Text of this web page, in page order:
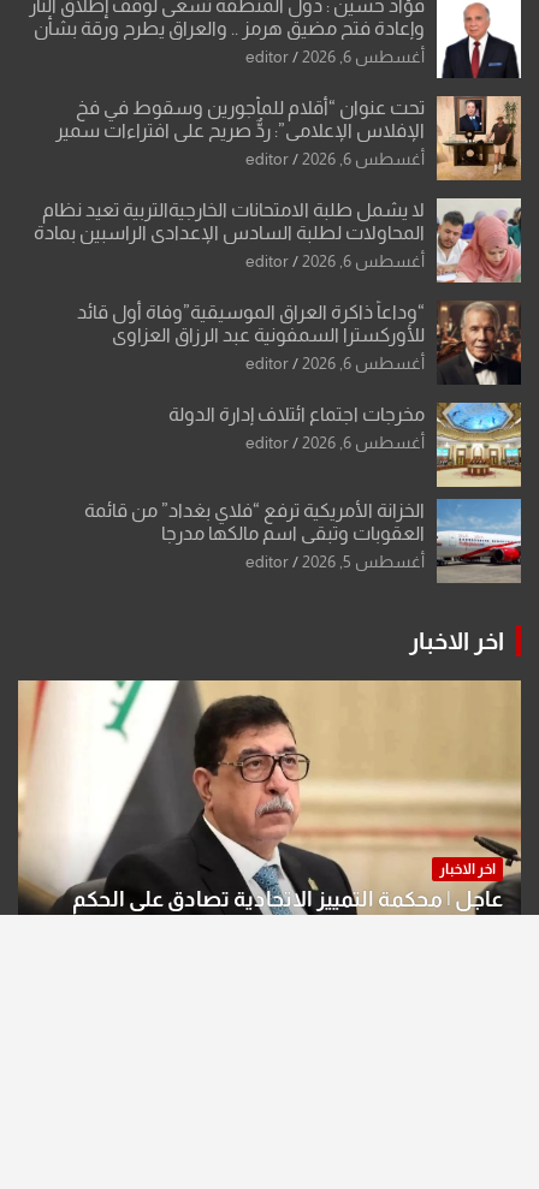
فؤاد حسين : دول المنطقة تسعى لوقف إطلاق النار
وإعادة فتح مضيق هرمز .. والعراق يطرح ورقة بشأن
تحولات القدس
أغسطس 6, 2026 editor
تحت عنوان “أقلام للمأجورين وسقوط في فخ
الإفلاس الإعلامي”: ردٌّ صريح على افتراءات سمير
الشكرجي
أغسطس 6, 2026 editor
لا يشمل طلبة الامتحانات الخارجيةالتربية تعيد نظام
المحاولات لطلبة السادس الإعدادي الراسبين بمادة
أو مادتين
أغسطس 6, 2026 editor
“وداعاً ذاكرة العراق الموسيقية”وفاة أول قائد
للأوركسترا السمفونية عبد الرزاق العزاوي
أغسطس 6, 2026 editor
مخرجات اجتماع ائتلاف إدارة الدولة
أغسطس 6, 2026 editor
الخزانة الأمريكية ترفع “فلاي بغداد” من قائمة
العقوبات وتبقي اسم مالكها مدرجا
أغسطس 5, 2026 editor
اخر الاخبار
اخر الاخبار
عاجل | محكمة التمييز الاتحادية تصادق على الحكم